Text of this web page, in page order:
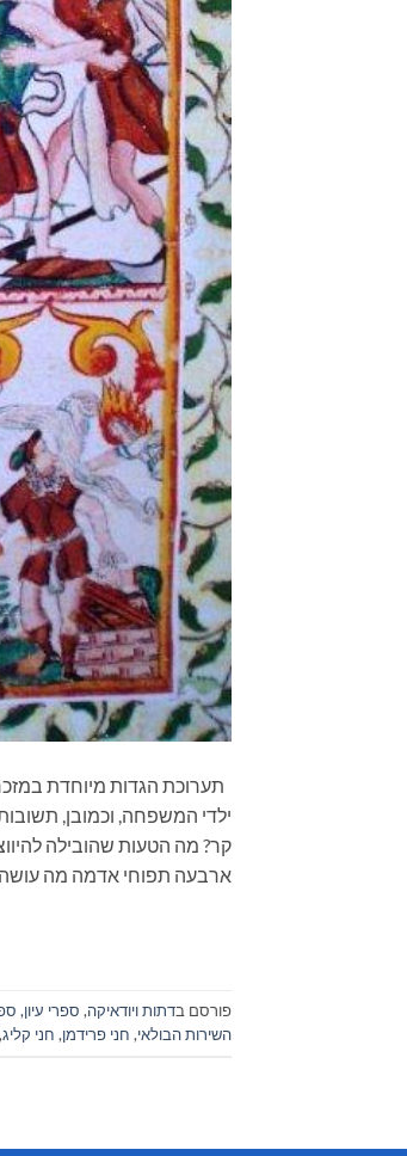
תערוכת הגדות מיוחדת
ילדי המשפחה, וכמובן,
קר? מה הטעות שהובילה
ארבעה תפוחי אדמה מה עושה
פורסם בדתות ויודאיקה, ספרי עיון,
השירות הבולאי, חני פרידמן, חני קליג,